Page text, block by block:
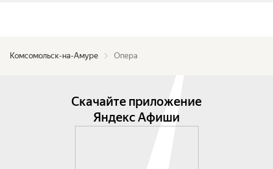
Комсомольск-на-Амуре Опера
Скачайте приложение
Яндекс Афиши